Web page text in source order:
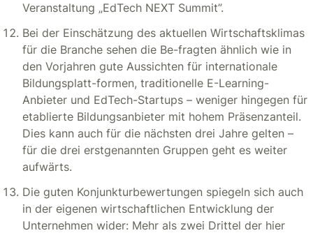
Veranstaltung „EdTech NEXT Summit”.
Bei der Einschätzung des aktuellen Wirtschaftsklimas
für die Branche sehen die Be-fragten ähnlich wie in
den Vorjahren gute Aussichten für internationale
Bildungsplatt-formen, traditionelle E-Learning-
Anbieter und EdTech-Startups – weniger hingegen für
etablierte Bildungsanbieter mit hohem Präsenzanteil.
Dies kann auch für die nächsten drei Jahre gelten –
für die drei erstgenannten Gruppen geht es weiter
aufwärts.
Die guten Konjunkturbewertungen spiegeln sich auch
in der eigenen wirtschaftlichen Entwicklung der
Unternehmen wider: Mehr als zwei Drittel der hier